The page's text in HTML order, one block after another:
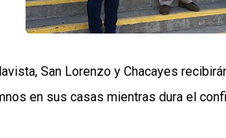
San Lorenzo y Chacayes
en sus casas mientras dura el